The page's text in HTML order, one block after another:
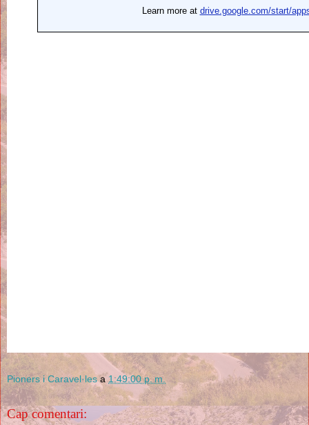
Pioners i Caravel·les a1:49:00 p. m.
Cap comentari: